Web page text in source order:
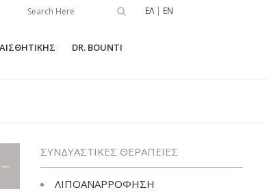
ΕΛ | EN
BODY TITE – ΣΎΣΦΙΞΗ ΣΏΜΑΤΟΣ
DR. BOUNTI
ΣΥΝΔΥΑΣΤΙΚΕΣ ΘΕΡΑΠΕΙΕΣ
ΛΙΠΟΑΝΑΡΡΟΦΗΣΗ